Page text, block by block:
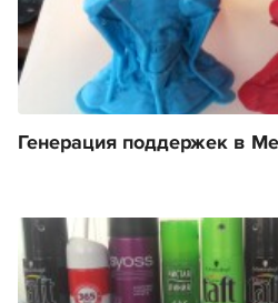
Генерация поддержек в